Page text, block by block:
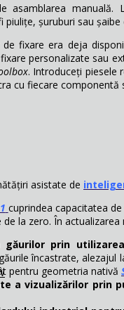
asamblarea manuală.
șuruburi sau
fixare era deja
personalizate sau
. Introduceți piesele
cu fiecare componentă
asistate de
cuprindea capacitatea
la zero. În
găurilor prin
încastrate,
pentru geometria nativă
a vizualizărilor prin